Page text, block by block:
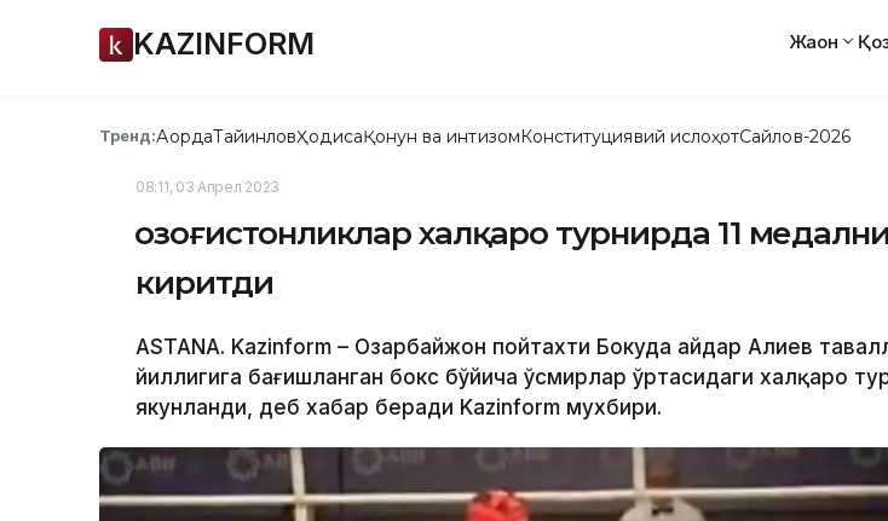
KAZINFORM Жаҳон
Тренд:АқордаТайинловҲодисаҚонун ва интизомКонституциявий ислоҳотСайлов-2026
08:11, 03 Апрел 2023
Қозоғистонликлар халқаро турнирда 11
киритди
ASTANA. Kazinform – Озарбайжон пойтахти Бокуда Ҳайдар Алиев
йиллигига бағишланган бокс бўйича ўсмирлар ўртасидаги халқаро
якунланди, деб хабар беради Kazinform мухбири.